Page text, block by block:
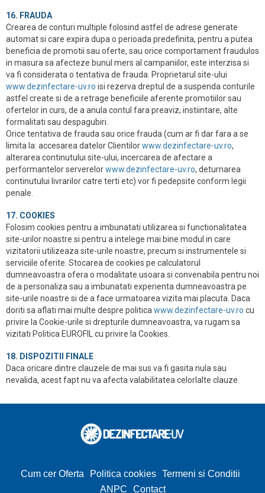
16. FRAUDA
Crearea de conturi multiple folosind astfel de adrese generate
automat si care expira dupa o perioada predefinita, pentru a putea
beneficia de promotii sau oferte, sau orice comportament fraudulos
in masura sa afecteze bunul mers al campaniilor, este interzisa si
va fi considerata o tentativa de frauda. Proprietarul site-ului
www.dezinfectare-uv.ro isi rezerva dreptul de a suspenda conturile
astfel create si de a retrage beneficiile aferente promotiilor sau
ofertelor in curs, de a anula contul fara preaviz, instiintare, alte
formalitati sau despagubiri.
Orice tentativa de frauda sau orice frauda (cum ar fi dar fara a se
limita la: accesarea datelor Clientilorwww.dezinfectare-uv.ro,
alterarea continutului site-ului, incercarea de afectare a
performantelor serverelorwww.dezinfectare-uv.ro, deturnarea
continutului livrarilor catre terti etc) vor fi pedepsite conform legii
penale.
17. COOKIES
Folosim cookies pentru a imbunatati utilizarea si functionalitatea
site-urilor noastre si pentru a intelege mai bine modul in care
vizitatorii utilizeaza site-urile noastre, precum si instrumentele si
serviciile oferite. Stocarea de cookies pe calculatorul
dumneavoastra ofera o modalitate usoara si convenabila pentru noi
de a personaliza sau a imbunatati experienta dumneavoastra pe
site-urile noastre si de a face urmatoarea vizita mai placuta. Daca
doriti sa aflati mai multe despre politica www.dezinfectare-uv.ro cu
privire la Cookie-urile si drepturile dumneavoastra, va rugam sa
vizitati Politica EUROFIL cu privire la Cookies.
18. DISPOZITII FINALE
Daca oricare dintre clauzele de mai sus va fi gasita nula sau
nevalida, acest fapt nu va afecta valabilitatea celorlalte clauze.
Cum cer Oferta Politica cookies Termeni si Conditii
ANPC
Contact